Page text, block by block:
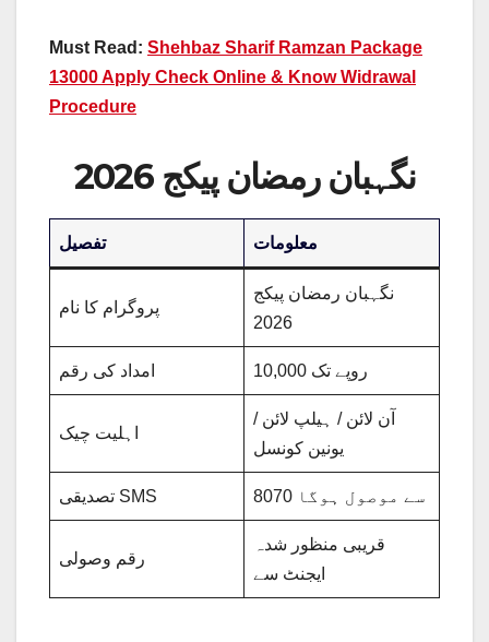
Must Read: Shehbaz Sharif Ramzan Package
13000 Apply Check Online & Know Widrawal
Procedure
نگہبان رمضان پیکج 2026
تفصیل معلومات
پروگرام کا نام
نگہبان رمضان پیکج
2026
امداد کی رقم 10,000 روپے تک
اہلیت چیک
آن لائن / ہیلپ لائن /
یونین کونسل
تصدیقی SMS 8070 سے موصول ہوگا
رقم وصولی
قریبی منظور شدہ
ایجنٹ سے